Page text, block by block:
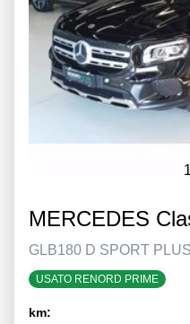
1
MERCEDES
GLB180 D SPORT
USATO RENORD PRIME
km: